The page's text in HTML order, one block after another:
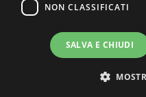
NON CLASSIFICATI
SALVA E CHIUDI